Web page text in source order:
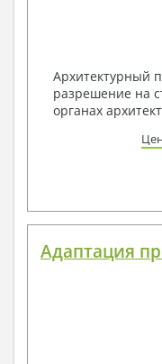
Архитектурный
разрешение на
органах
Адаптация